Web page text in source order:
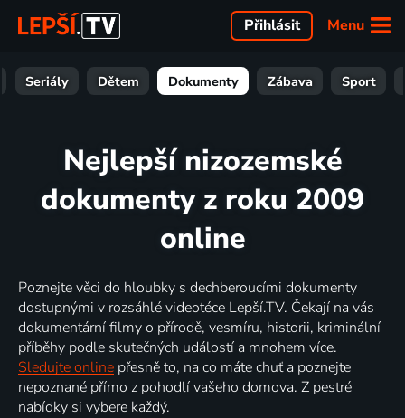
Menu
Přihlásit
Seriály Dětem Dokumenty Zábava Sport
Nejlepší nizozemské
dokumenty z roku 2009
online
Poznejte věci do hloubky s dechberoucími dokumenty
dostupnými v rozsáhlé videotéce Lepší.TV. Čekají na vás
dokumentární filmy o přírodě, vesmíru, historii, kriminální
příběhy podle skutečných událostí a mnohem více.
Sledujte online přesně to, na co máte chuť a poznejte
nepoznané přímo z pohodlí vašeho domova. Z pestré
nabídky si vybere každý.